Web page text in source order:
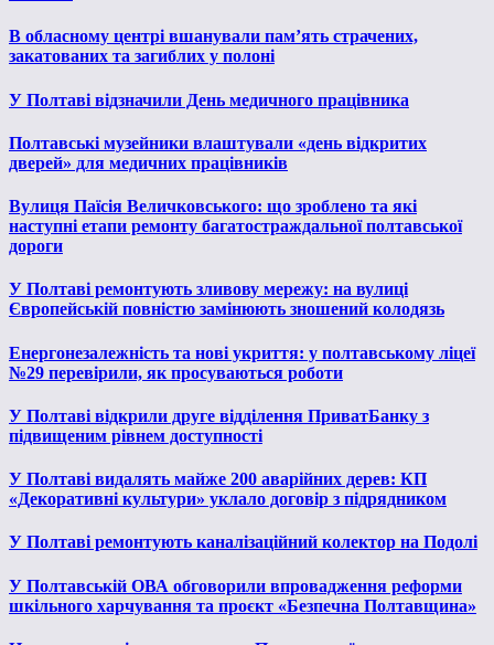
В обласному центрі вшанували пам’ять страчених,
закатованих та загиблих у полоні
У Полтаві відзначили День медичного працівника
Полтавські музейники влаштували «день відкритих
дверей» для медичних працівників
Вулиця Паїсія Величковського: що зроблено та які
наступні етапи ремонту багатостраждальної полтавської
дороги
У Полтаві ремонтують зливову мережу: на вулиці
Європейській повністю замінюють зношений колодязь
Енергонезалежність та нові укриття: у полтавському ліцеї
№29 перевірили, як просуваються роботи
У Полтаві відкрили друге відділення ПриватБанку з
підвищеним рівнем доступності
У Полтаві видалять майже 200 аварійних дерев: КП
«Декоративні культури» уклало договір з підрядником
У Полтаві ремонтують каналізаційний колектор на Подолі
У Полтавській ОВА обговорили впровадження реформи
шкільного харчування та проєкт «Безпечна Полтавщина»